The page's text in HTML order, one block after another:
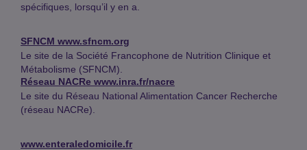
spécifiques, lorsqu’il y en a.
SFNCM www.sfncm.org
Le site de la Société Francophone de Nutrition Clinique et
Métabolisme (SFNCM).
Réseau NACRe www.inra.fr/nacre
Le site du Réseau National Alimentation Cancer Recherche
(réseau NACRe).
www.enteraledomicile.fr